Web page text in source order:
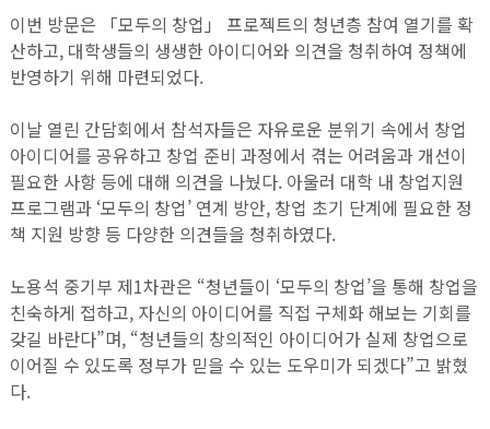
이번 방문은 「모두의 창업」 프로젝트의 청년층 참여 열기를 확
산하고, 대학생들의 생생한 아이디어와 의견을 청취하여 정책에
반영하기 위해 마련되었다.
이날 열린 간담회에서 참석자들은 자유로운 분위기 속에서 창업
아이디어를 공유하고 창업 준비 과정에서 겪는 어려움과 개선이
필요한 사항 등에 대해 의견을 나눴다. 아울러 대학 내 창업지원
프로그램과 ‘모두의 창업’ 연계 방안, 창업 초기 단계에 필요한 정
책 지원 방향 등 다양한 의견들을 청취하였다.
노용석 중기부 제1차관은 “청년들이 ‘모두의 창업’을 통해 창업을
친숙하게 접하고, 자신의 아이디어를 직접 구체화 해보는 기회를
갖길 바란다”며, “청년들의 창의적인 아이디어가 실제 창업으로
이어질 수 있도록 정부가 믿을 수 있는 도우미가 되겠다”고 밝혔
다.